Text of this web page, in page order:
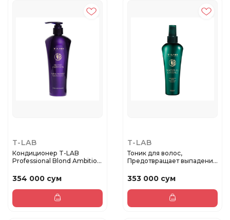
T-LAB
Кондиционер T-LAB
Professional Blond Ambition
354 000 сум
T-LAB
Тоник для волос,
Предотвращает выпадение
353 000 сум